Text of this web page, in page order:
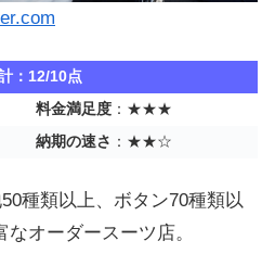
：12/10点
料金満足度 ：★★★
納期の速さ ：★★☆
種類以上、ボタン70種類以
なオーダースーツ店。